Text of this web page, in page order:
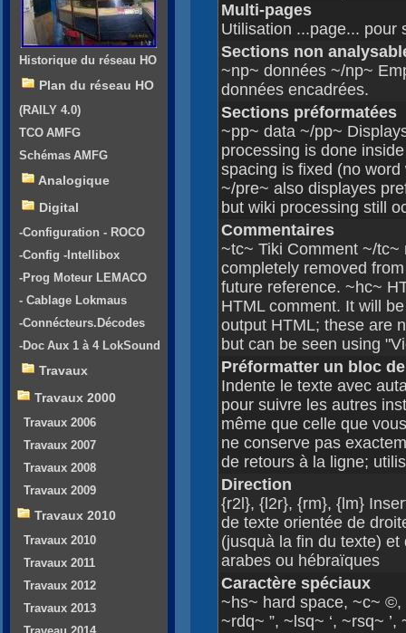
Multi-pages
Utilisation ...page... pour
Sections non
~np~ données ~/np~
données encadrées.
Sections préformatées
~pp~ data ~/pp~
processing is done
spacing is fixed (no
~/pre~ also displayes
but wiki processing still
Commentaires
~tc~ Tiki Comment ~/tc~
completely removed
future reference. ~hc~
HTML comment. It will
output HTML; these are
but can be seen using
Préformatter un bloc
Indente le texte avec
pour suivre les autres
même que celle que
ne conserve pas
de retours à la ligne;
Direction
{r2l}, {l2r}, {rm}, {lm}
de texte orientée de
(jusquà la fin du texte)
arabes ou hébraïques
Caractère spéciaux
~hs~ hard space, ~c~
~rdq~ ”, ~lsq~ ‘, ~rsq~
Historique du réseau HO
Plan du réseau HO
(RAILY 4.0)
TCO AMFG
Schémas AMFG
Analogique
Digital
-Configuration - ROCO
-Config -Intellibox
-Prog Moteur LEMACO
- Cablage Lokmaus
-Connécteurs.Décodes
-Doc Aux 1 à 4 LokSound
Travaux
Travaux 2000
Travaux 2006
Travaux 2007
Travaux 2008
Travaux 2009
Travaux 2010
Travaux 2010
Travaux 2011
Travaux 2012
Travaux 2013